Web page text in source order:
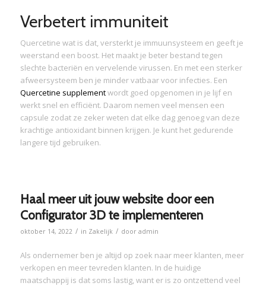
Verbetert immuniteit
Quercetine wat is dat, versterkt je immuunsysteem en geeft je
weerstand een boost. Het maakt je beter bestand tegen
slechte bacteriën en vervelende virussen. En met een sterker
afweersysteem ben je minder vatbaar voor infecties. Een
Quercetine supplementwordt goed opgenomen in je lijf en
werkt snel en efficiënt. Daarom nemen veel mensen een
capsule zodat ze zeker weten dat elke dag genoeg van deze
krachtige antioxidant binnen krijgen. Je kunt het gedurende
langere tijd gebruiken.
Haal meer uit jouw website door een
Configurator 3D te implementeren
oktober 14, 2022 / in Zakelijk / door admin
Als ondernemer ben je altijd op zoek naar meer klanten, meer
verkopen en meer tevreden klanten. In de huidige
maatschappij is dat soms lastig, want er is zo ontzettend veel